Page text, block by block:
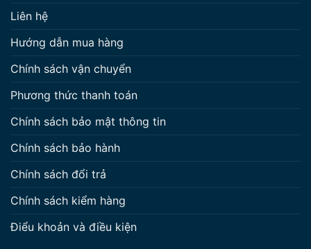
Liên hệ
Hướng dẫn mua hàng
Chính sách vận chuyển
Phương thức thanh toán
Chính sách bảo mật thông tin
Chính sách bảo hành
Chính sách đổi trả
Chính sách kiểm hàng
Điểu khoản và điều kiện